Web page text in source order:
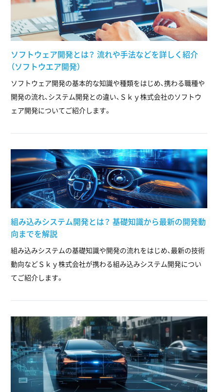
ソフトウェア開発とは？ 流れや手法などを詳しく紹介
（ソフトウエア開発）
ソフトウェア開発の基本的な知識や種類をはじめ、携わる職種や
開発の流れ、システム開発との違い、Ｓｋｙ株式会社のソフトウ
ェア開発についてご紹介します。
組み込みシステム開発とは？ 基礎知識から最新の開発動
向までを解説
組み込みシステムの基礎知識や開発の流れをはじめ、最新の技術
動向などＳｋｙ株式会社が携わる組み込みシステム開発につい
てご紹介します。